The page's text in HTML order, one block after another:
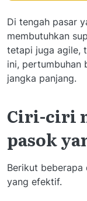
Di tengah pasar
membutuhkan
tetapi juga agile,
ini, pertumbuhan
jangka panjang.
Ciri-ciri
pasok
Berikut beberapa
yang efektif.